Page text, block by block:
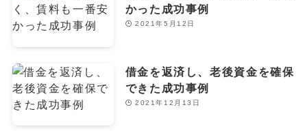
かった成功事例
2021年5月12日
借金を返済し、老後資金を確保
できた成功事例
2021年12月13日